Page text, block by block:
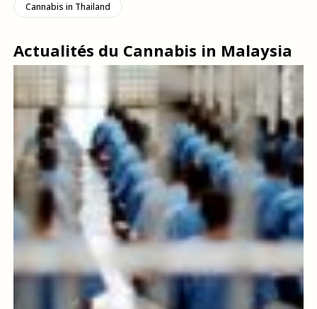
Cannabis in Thailand
Actualités du Cannabis in Malaysia